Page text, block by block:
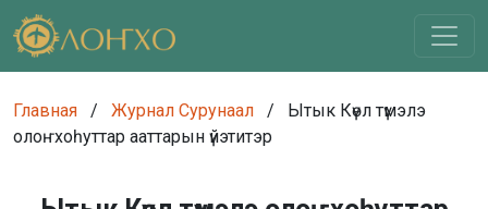
Главная / Журнал Сурунаал /
Ытык Күөл түмэлэ
олоҥхоһуттар ааттарын үйэтитэр